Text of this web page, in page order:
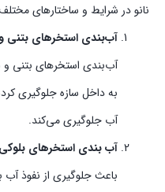
نانو در شرایط و ساختارهای
آب‌بندی استخرهای بتنی
آب‌بندی استخرهای بتنی و
به داخل سازه جلوگیری
آب جلوگیری می‌کند.
آب بندی استخرهای
باعث جلوگیری از نفوذ آب